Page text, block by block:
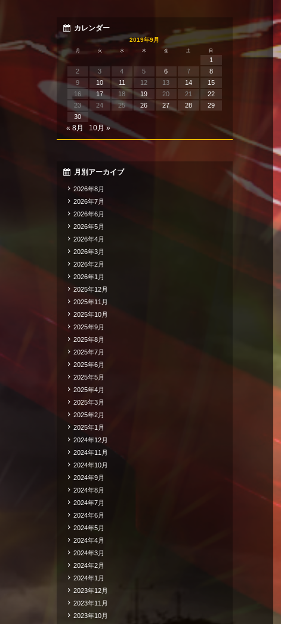
カレンダー
2019年9月
月 火 水 木 金 土 日
1
2
3 4 5 6 7
8
9
10 11 12 13 14
15
16
17 18 19 20 21
22
23
24 25 26 27 28
29
30
« 8月 10月 »
月別アーカイブ
2026年8月
2026年7月
2026年6月
2026年5月
2026年4月
2026年3月
2026年2月
2026年1月
2025年12月
2025年11月
2025年10月
2025年9月
2025年8月
2025年7月
2025年6月
2025年5月
2025年4月
2025年3月
2025年2月
2025年1月
2024年12月
2024年11月
2024年10月
2024年9月
2024年8月
2024年7月
2024年6月
2024年5月
2024年4月
2024年3月
2024年2月
2024年1月
2023年12月
2023年11月
2023年10月